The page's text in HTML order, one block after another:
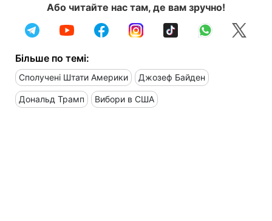
Або читайте нас там, де вам зручно!
Більше по темі:
Сполучені Штати Америки Джозеф Байден
Дональд Трамп Вибори в США